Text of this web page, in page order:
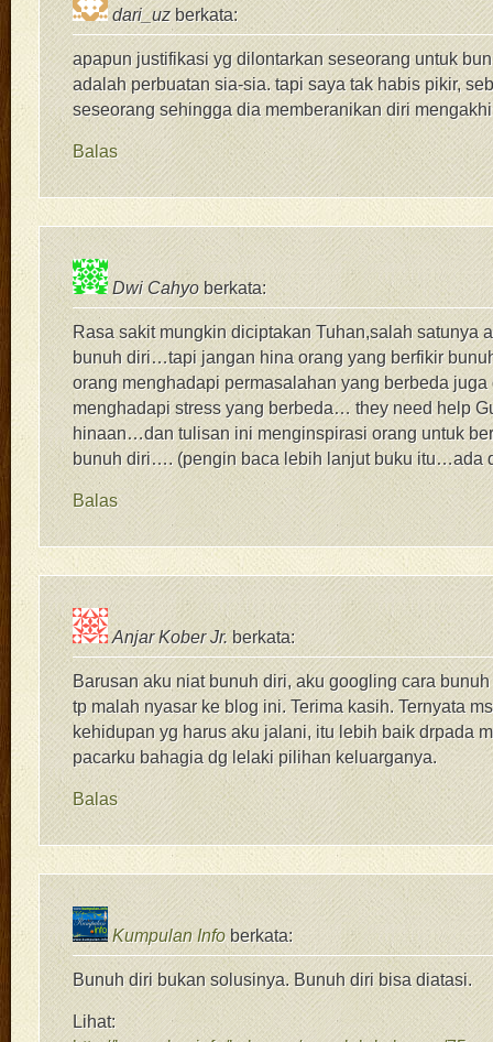
dari_uz berkata:
apapun justifikasi yg dilontarkan seseorang untuk
adalah perbuatan sia-sia. tapi saya tak habis pikir,
seseorang sehingga dia memberanikan diri
Balas
Dwi Cahyo berkata:
Rasa sakit mungkin diciptakan Tuhan,salah satunya
bunuh diri…tapi jangan hina orang yang berfikir
orang menghadapi permasalahan yang berbeda juga
menghadapi stress yang berbeda… they need help
hinaan…dan tulisan ini menginspirasi orang untuk
bunuh diri…. (pengin baca lebih lanjut buku itu…ada
Balas
Anjar Kober Jr. berkata:
Barusan aku niat bunuh diri, aku googling cara
tp malah nyasar ke blog ini. Terima kasih. Ternyata
kehidupan yg harus aku jalani, itu lebih baik drpada
pacarku bahagia dg lelaki pilihan keluarganya.
Balas
Kumpulan Info berkata:
Bunuh diri bukan solusinya. Bunuh diri bisa diatasi.
Lihat: